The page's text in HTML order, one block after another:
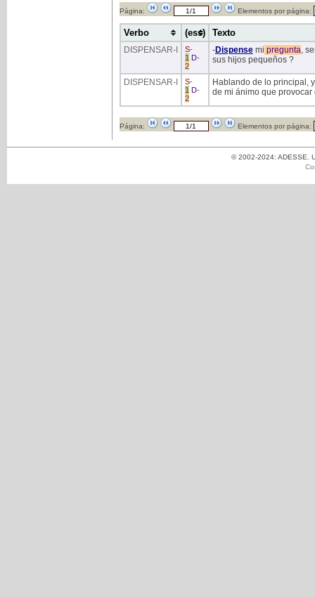
Página: Elementos por página:
Verbo (ess) Texto
DISPENSAR-I S-
1
D-
2
-Dispensemi pregunta,
sus hijos pequeños ?
DISPENSAR-I S-
1
D-
2
Hablando de lo principal, y
de mi ánimo que
Página: Elementos por página:
© 2002-2024: ADESSE.